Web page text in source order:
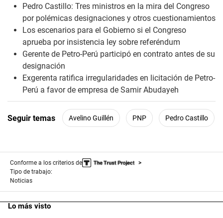
Pedro Castillo: Tres ministros en la mira del Congreso
por polémicas designaciones y otros cuestionamientos
Los escenarios para el Gobierno si el Congreso
aprueba por insistencia ley sobre referéndum
Gerente de Petro-Perú participó en contrato antes de su
designación
Exgerenta ratifica irregularidades en licitación de Petro-
Perú a favor de empresa de Samir Abudayeh
Seguir temas Avelino Guillén PNP Pedro Castillo
Conforme a los criterios de
Tipo de trabajo:
Noticias
Lo más visto